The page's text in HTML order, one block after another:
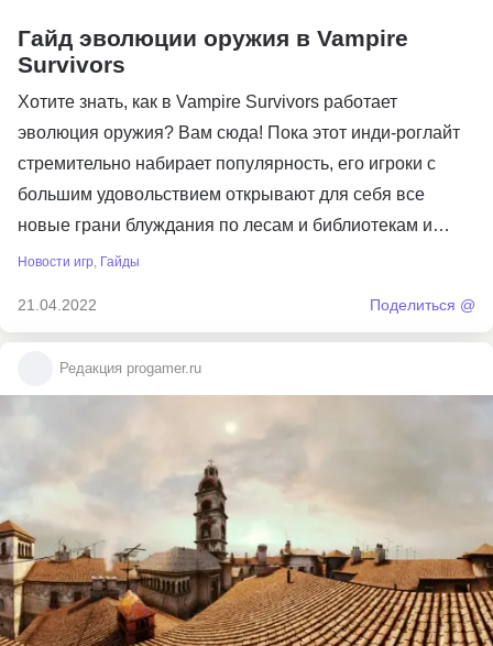
Гайд эволюции оружия в Vampire
Survivors
Хотите знать, как в Vampire Survivors работает
эволюция оружия? Вам сюда! Пока этот инди-роглайт
стремительно набирает популярность, его игроки с
большим удовольствием открывают для себя все
новые грани блуждания по лесам и библиотекам и…
Новости игр Гайды
21.04.2022 Поделиться @
Редакция progamer.ru